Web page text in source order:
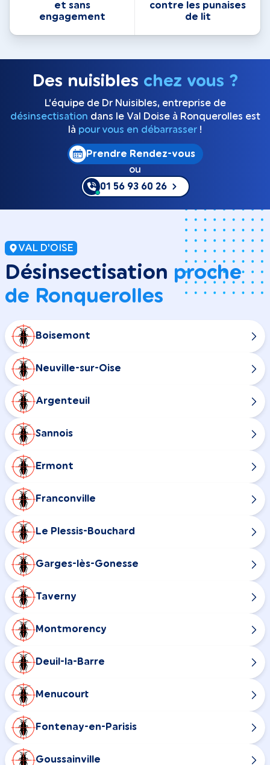
et sans
engagement
contre les punaises
de lit
Des nuisibles chez vous ?
L’équipe de Dr Nuisibles, entreprise de
désinsectisation dans le Val Doise à Ronquerolles est
là pour vous en débarrasser !
Prendre Rendez-vous
ou
01 56 93 60 26
VAL D'OISE
Désinsectisation proche
de Ronquerolles
Boisemont
Neuville-sur-Oise
Argenteuil
Sannois
Ermont
Franconville
Le Plessis-Bouchard
Garges-lès-Gonesse
Taverny
Montmorency
Deuil-la-Barre
Menucourt
Fontenay-en-Parisis
Goussainville